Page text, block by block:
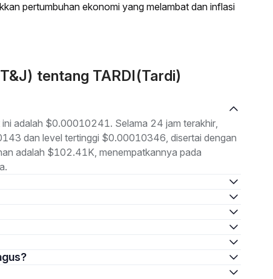
pertumbuhan ekonomi yang melambat dan inflasi
tentang TARDI(Tardi)
adalah $0.00010241. Selama 24 jam terakhir,
dan level tertinggi $0.00010346, disertai dengan
adalah $102.41K, menempatkannya pada